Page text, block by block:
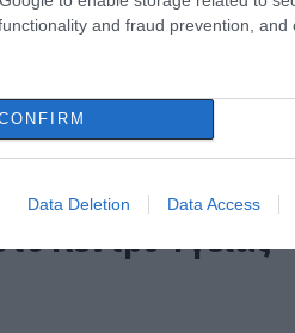
and fraud prevention, and
Data Deletion Data Access
να καλύψει
μειώνοντας
μέχρι σήμερα
Κέντρο Υγείας